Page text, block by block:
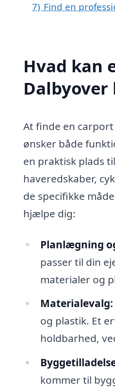
7) Find en
Hvad kan
At finde en
ønsker både
en praktisk plads
haveredskaber,
de specifikke
hjælpe dig:
Planlægning
passer til din
materialer og
Materialevalg:
og plastik. Et
holdbarhed,
kommer til